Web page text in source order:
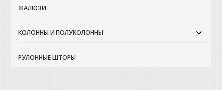
ЖАЛЮЗИ
КОЛОННЫ И ПОЛУКОЛОННЫ
РУЛОННЫЕ ШТОРЫ